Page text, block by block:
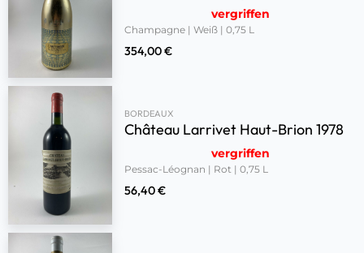
vergriffen
Champagne | Weiß | 0,75 L
354,00€
BORDEAUX
Château Larrivet Haut-Brion 1978
vergriffen
Pessac-Léognan | Rot | 0,75 L
56,40€